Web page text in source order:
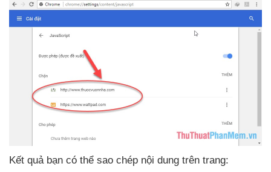
Kết quả bạn có thể sao chép nội dung trên trang: